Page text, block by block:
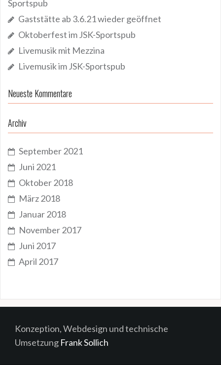
Sportspub
Gaststätte ab 3.6.21 wieder geöffnet
Oktoberfest im JSK-Sportspub
Livemusik mit Mezzina
Livemusik im JSK-Sportspub
Neueste Kommentare
Archiv
September 2021
Juni 2021
Oktober 2018
März 2018
Januar 2018
November 2017
Juni 2017
April 2017
Konzeption, Webdesign und technische
Umsetzung Frank Sollich